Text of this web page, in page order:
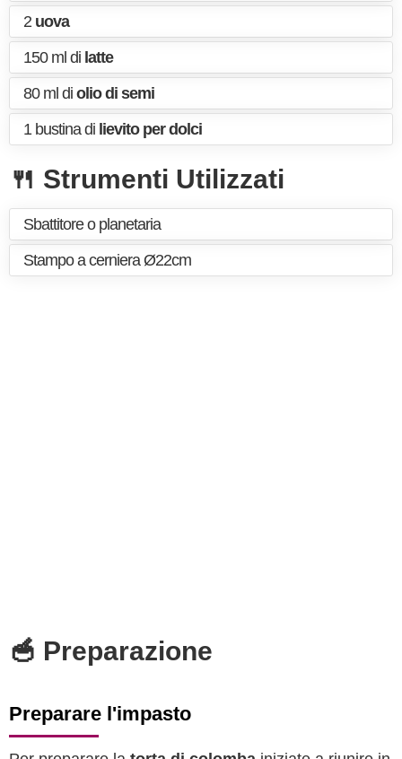
2 uova
150 ml di latte
80 ml di olio di semi
1 bustina di lievito per dolci
🍴 Strumenti Utilizzati
Sbattitore o planetaria
Stampo a cerniera Ø22cm
🥣 Preparazione
Preparare l'impasto